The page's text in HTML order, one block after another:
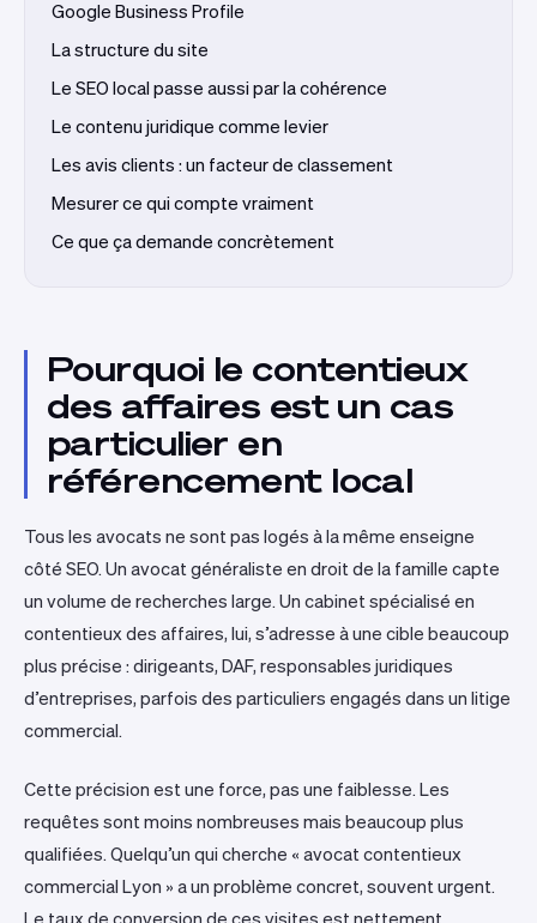
Google Business Profile
La structure du site
Le SEO local passe aussi par la cohérence
Le contenu juridique comme levier
Les avis clients : un facteur de classement
Mesurer ce qui compte vraiment
Ce que ça demande concrètement
Pourquoi le contentieux
des affaires est un cas
particulier en
référencement local
Tous les avocats ne sont pas logés à la même enseigne
côté SEO. Un avocat généraliste en droit de la famille capte
un volume de recherches large. Un cabinet spécialisé en
contentieux des affaires, lui, s’adresse à une cible beaucoup
plus précise : dirigeants, DAF, responsables juridiques
d’entreprises, parfois des particuliers engagés dans un litige
commercial.
Cette précision est une force, pas une faiblesse. Les
requêtes sont moins nombreuses mais beaucoup plus
qualifiées. Quelqu’un qui cherche « avocat contentieux
commercial Lyon » a un problème concret, souvent urgent.
Le taux de conversion de ces visites est nettement